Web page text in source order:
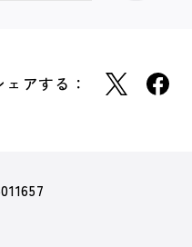
ェアする：